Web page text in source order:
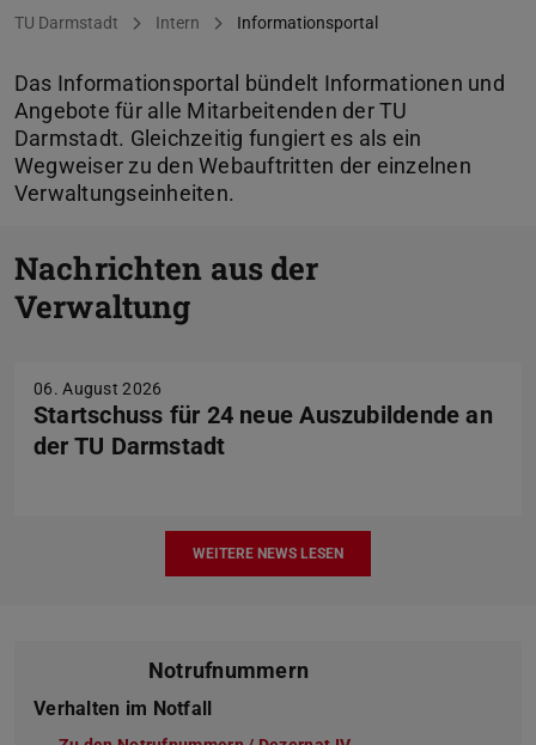
Sie befinden sich hier:
TU Darmstadt Intern Informationsportal
Das Informationsportal bündelt Informationen und
Angebote für alle Mitarbeitenden der TU
Darmstadt. Gleichzeitig fungiert es als ein
Wegweiser zu den Webauftritten der einzelnen
Verwaltungseinheiten.
Nachrichten aus der
Verwaltung
06. August 2026
Startschuss für 24 neue Auszubildende an
der TU Darmstadt
WEITERE NEWS LESEN
Notrufnummern
Verhalten im Notfall